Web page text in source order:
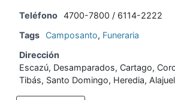
Teléfono 4700-7800 / 6114-2222
Tags Camposanto, Funeraria
Dirección
Escazú, Desamparados, Cartago,
Tibás, Santo Domingo, Heredia,